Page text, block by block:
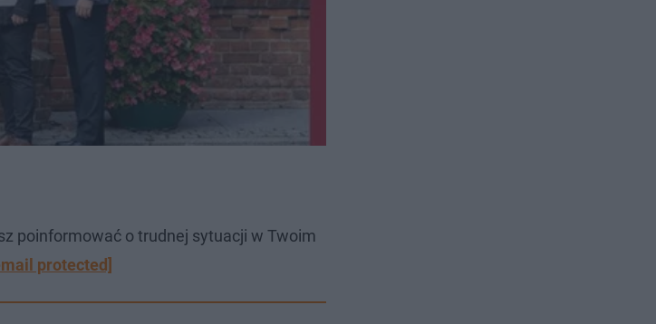
poinformować o trudnej sytuacji w Twoim
protected]